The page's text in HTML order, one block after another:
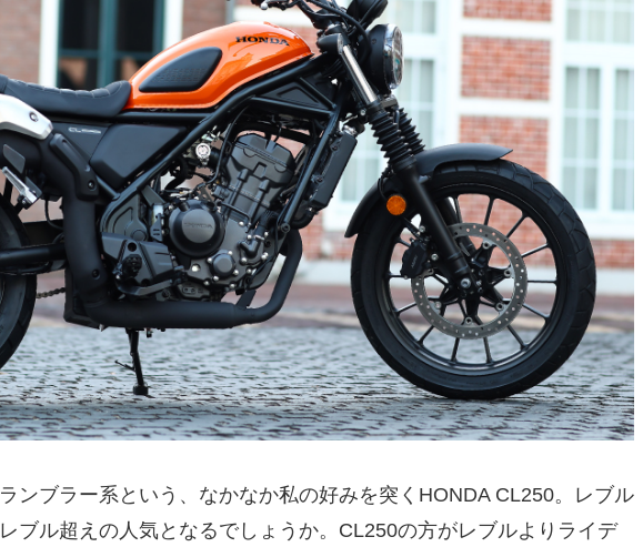
ンブラー系という、なかなか私の好みを突くHONDA CL250。レブル
ブル超えの人気となるでしょうか。CL250の方がレブルよりライデ